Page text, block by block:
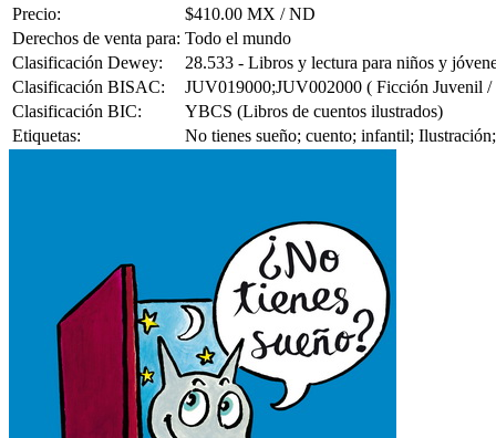
Precio:
$410.00 MX / ND
Derechos de venta para: Todo el mundo
Clasificación Dewey:
28.533 - Libros y lectura para niños y
Clasificación BISAC:
JUV019000;JUV002000 ( Ficción Juvenil
Clasificación BIC:
YBCS (Libros de cuentos ilustrados)
Etiquetas:
No tienes sueño; cuento; infantil;